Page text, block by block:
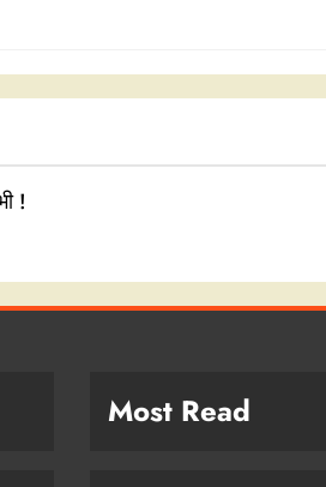
!
Most Read